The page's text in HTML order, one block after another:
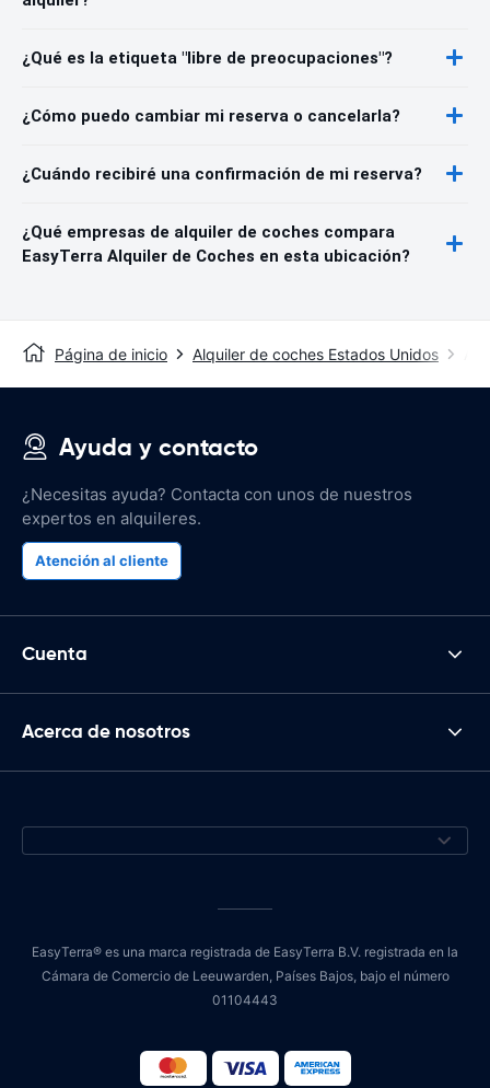
¿Qué es la etiqueta "libre de preocupaciones"?
¿Cómo puedo cambiar mi reserva o cancelarla?
¿Cuándo recibiré una confirmación de mi reserva?
¿Qué empresas de alquiler de coches compara
EasyTerra Alquiler de Coches en esta ubicación?
Página de inicio Alquiler de coches Estados Unidos
Ayuda y contacto
¿Necesitas ayuda? Contacta con unos de nuestros
expertos en alquileres.
Atención al cliente
Cuenta
Acerca de nosotros
EasyTerra® es una marca registrada de EasyTerra B.V. registrada en la
Cámara de Comercio de Leeuwarden, Países Bajos, bajo el número
01104443